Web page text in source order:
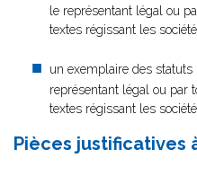
le représentant légal ou
textes régissant les
un exemplaire des
représentant légal ou par
textes régissant les
Pièces justificatives